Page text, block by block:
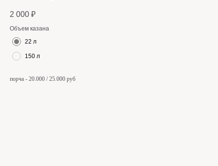
2 000 ₽
Объем казана
22 л
150 л
порча - 20.000 / 25.000 руб